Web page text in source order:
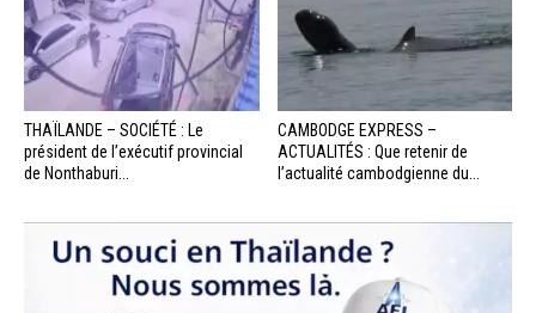
THAÏLANDE – SOCIÉTÉ : Le
président de l’exécutif provincial
de Nonthaburi...
CAMBODGE EXPRESS –
ACTUALITÉS : Que retenir de
l’actualité cambodgienne du...